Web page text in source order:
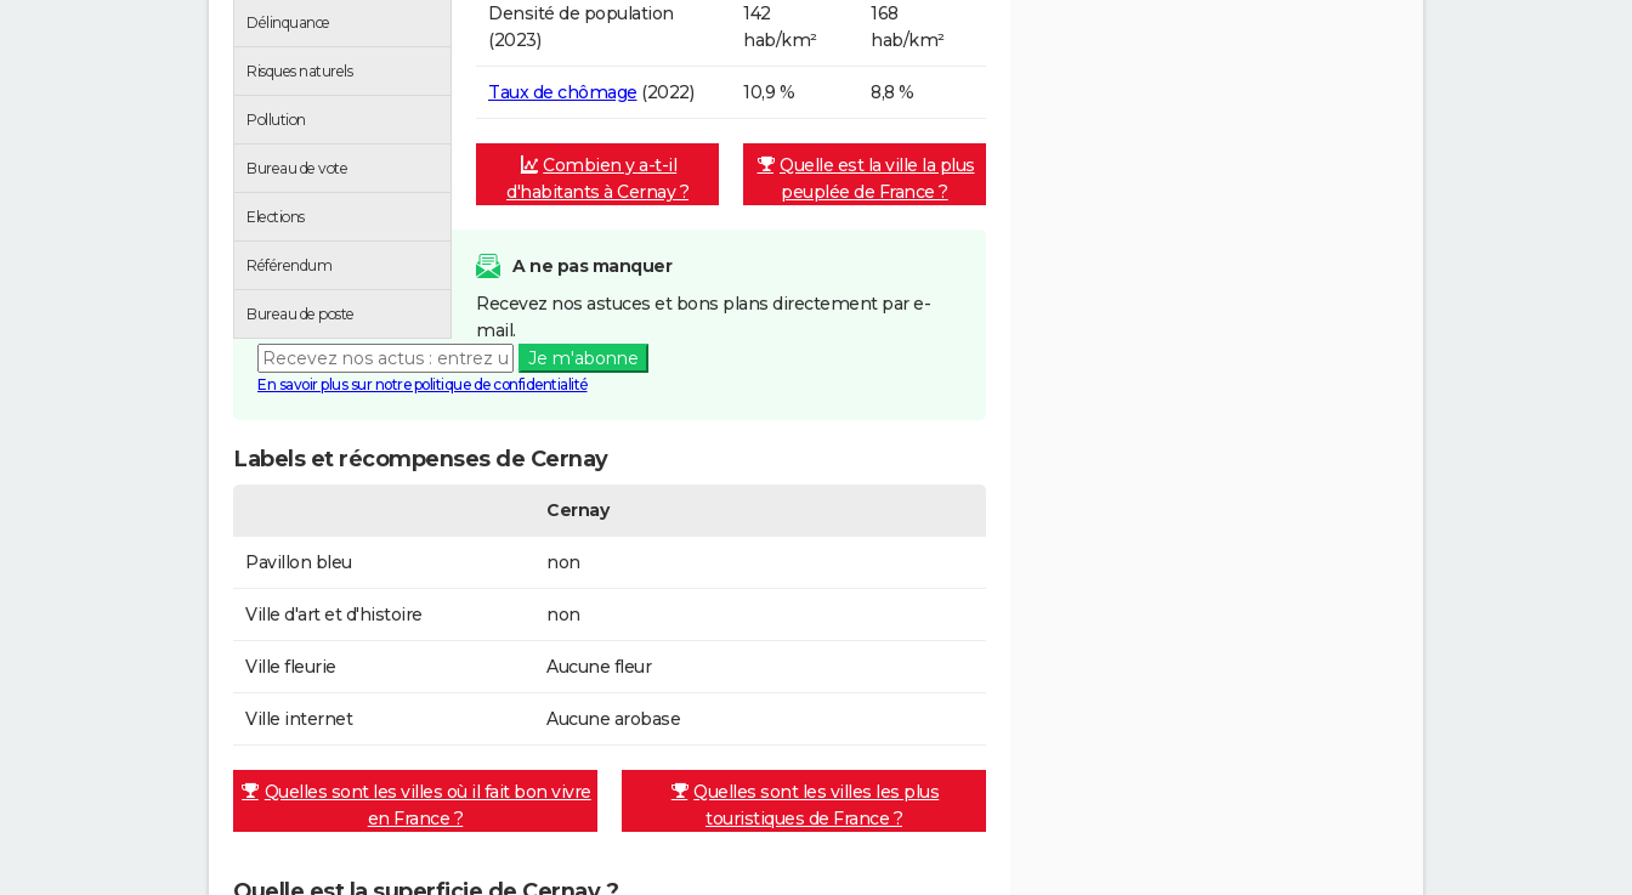
Délinquance
Risques naturels
Pollution
Bureau de vote
Elections
Référendum
Bureau de poste
Densité de population
(2023)
142
hab/km²
168
hab/km²
Taux de chômage (2022) 10,9 % 8,8 %
Combien y a-t-il
d'habitants à Cernay ?
Quelle est la ville la plus
peuplée de France ?
A ne pas manquer
Recevez nos astuces et bons plans directement par e-
mail.
Je m'abonne
En savoir plus sur notre politique de confidentialité
Labels et récompenses de Cernay
Cernay
Pavillon bleu non
Ville d'art et d'histoire non
Ville fleurie Aucune fleur
Ville internet Aucune arobase
Quelles sont les villes où il fait bon vivre
en France ?
Quelles sont les villes les plus
touristiques de France ?